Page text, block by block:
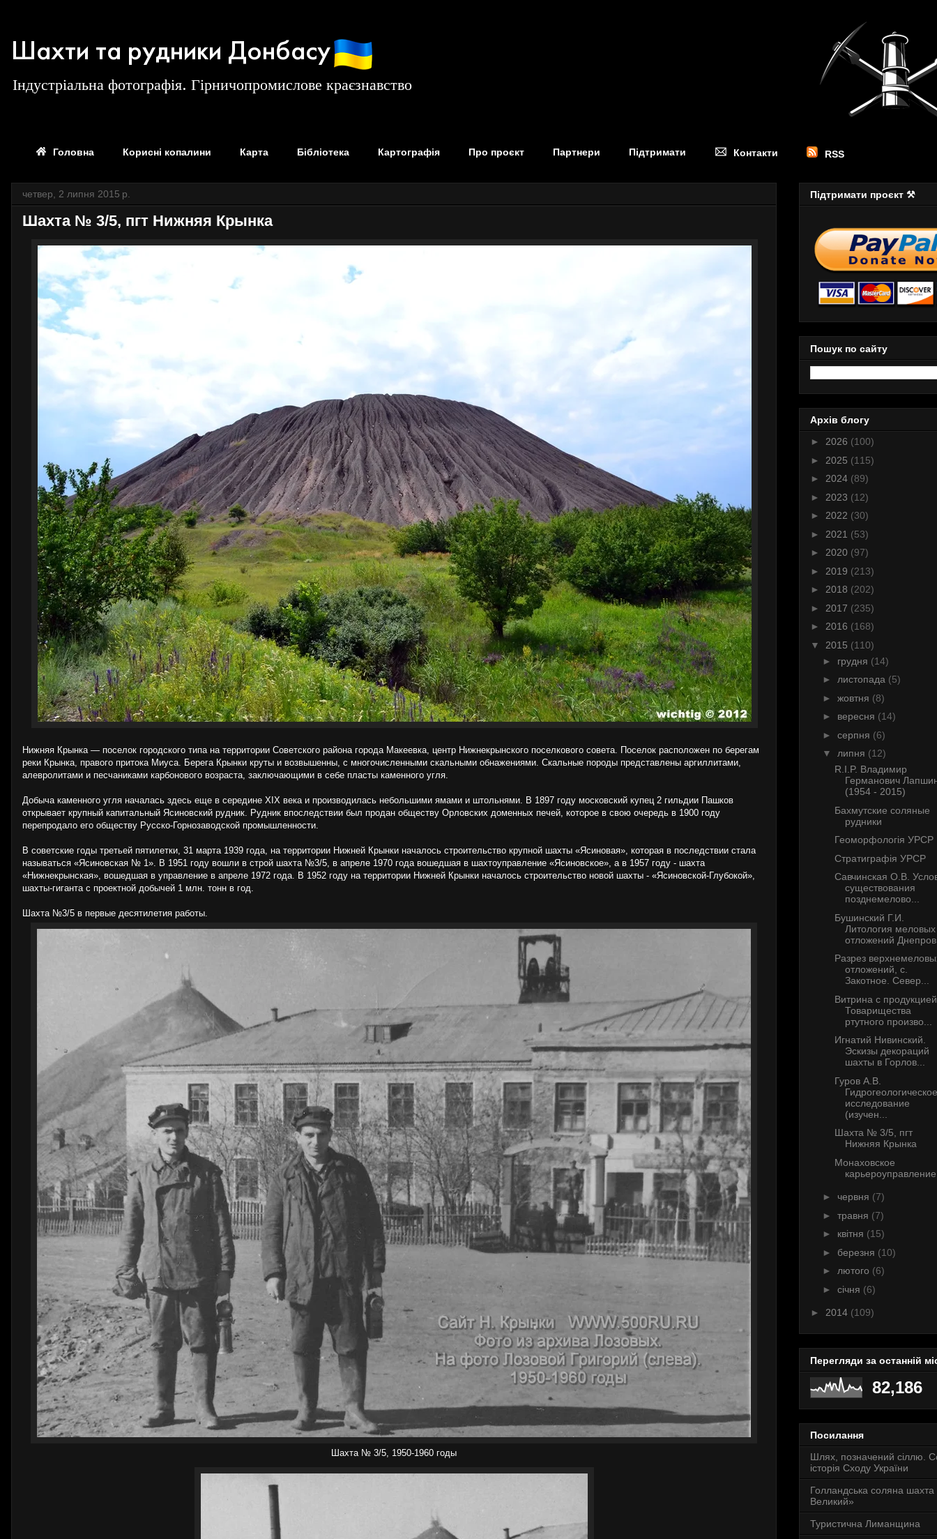
Шахти та рудники Донбасу
Індустріальна фотографія. Гірничопромислове краєзнавство
Головна Корисні копалини Карта Бібліотека Картографія Про проєкт Партнери Підтримати Контакти RSS
четвер, 2 липня 2015 р.
Шахта № 3/5, пгт Нижняя Крынка
Нижняя Крынка — поселок городского типа на территории Советского района города Макеевка, центр Нижнекрынского поселкового совета. Поселок расположен по берегам
реки Крынка, правого притока Миуса. Берега Крынки круты и возвышенны, с многочисленными скальными обнажениями. Скальные породы представлены аргиллитами,
алевролитами и песчаниками карбонового возраста, заключающими в себе пласты каменного угля.
Добыча каменного угля началась здесь еще в середине XIX века и производилась небольшими ямами и штольнями. В 1897 году московский купец 2 гильдии Пашков
открывает крупный капитальный Ясиновский рудник. Рудник впоследствии был продан обществу Орловских доменных печей, которое в свою очередь в 1900 году
перепродало его обществу Русско-Горнозаводской промышленности.
В советские годы третьей пятилетки, 31 марта 1939 года, на территории Нижней Крынки началось строительство крупной шахты «Ясиновая», которая в последствии стала
называться «Ясиновская № 1». В 1951 году вошли в строй шахта №3/5, в апреле 1970 года вошедшая в шахтоуправление «Ясиновское», а в 1957 году - шахта
«Нижнекрынская», вошедшая в управление в апреле 1972 года. В 1952 году на территории Нижней Крынки началось строительство новой шахты - «Ясиновской-Глубокой»,
шахты-гиганта с проектной добычей 1 млн. тонн в год.
Шахта №3/5 в первые десятилетия работы.
Шахта № 3/5, 1950-1960 годы
Підтримати проєкт ⚒
Пошук по сайту
Архів блогу
► 2026 (100)
► 2025 (115)
► 2024 (89)
► 2023 (12)
► 2022 (30)
► 2021 (53)
► 2020 (97)
► 2019 (213)
► 2018 (202)
► 2017 (235)
► 2016 (168)
▼ 2015 (110)
► грудня (14)
► листопада (5)
► жовтня (8)
► вересня (14)
► серпня (6)
▼ липня (12)
R.I.P. Владимир
Германович
(1954 - 2015)
Бахмутские соляные
рудники
Геоморфологія УРСР
Стратиграфія УРСР
Савчинская О.В.
существования
позднемелово...
Бушинский Г.И.
Литология меловых
отложений
Разрез
отложений, с.
Закотное. Север...
Витрина с продукцией
Товарищества
ртутного произво...
Игнатий Нивинский.
Эскизы декораций
шахты в Горлов...
Гуров А.В.
Гидрогеологическое
исследование
(изучен...
Шахта № 3/5, пгт
Нижняя Крынка
Монаховское
карьероуправление
► червня (7)
► травня (7)
► квітня (15)
► березня (10)
► лютого (6)
► січня (6)
► 2014 (109)
Перегляди за останній
82,186
Посилання
Шлях, позначений сіллю.
історія Сходу України
Голландська соляна
Великий»
Туристична Лиманщина